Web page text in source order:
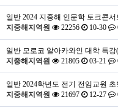
일반 2024 지중해 인문학 토크콘서
지중해지역원
22256 10-30
일반 모로코 알아카와인 대학 특
지중해지역원
21805 03-21
일반 2024학년도 전기 전임교원
지중해지역원
21697 12-27